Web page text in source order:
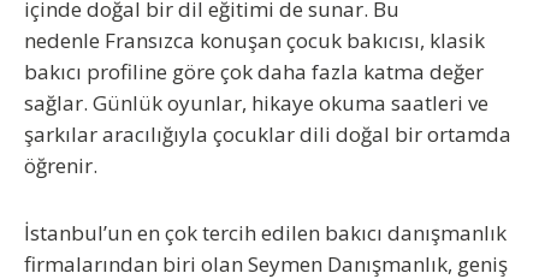
içinde doğal bir dil eğitimi de sunar. Bu
nedenle Fransızca konuşan çocuk bakıcısı, klasik
bakıcı profiline göre çok daha fazla katma değer
sağlar. Günlük oyunlar, hikaye okuma saatleri ve
şarkılar aracılığıyla çocuklar dili doğal bir ortamda
öğrenir.
İstanbul’un en çok tercih edilen bakıcı danışmanlık
firmalarından biri olan Seymen Danışmanlık, geniş